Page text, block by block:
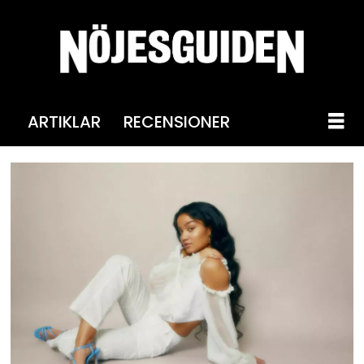
ARTIKLAR RECENSIONER